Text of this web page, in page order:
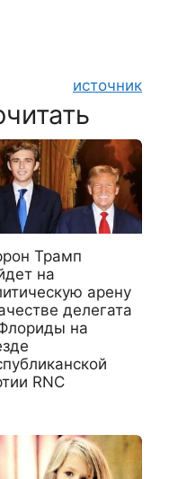
источник
Трамп
на
арену
делегата
на
RNC